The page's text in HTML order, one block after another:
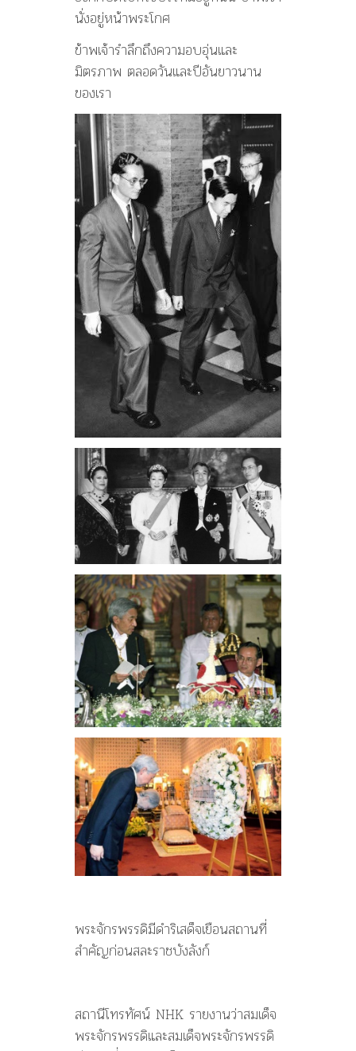
นั่งอยู่หน้าพระโกศ
ข้าพเจ้ารำลึกถึงความอบอุ่นและ
มิตรภาพ ตลอดวันและปีอันยาวนาน
ของเรา
พระจักรพรรดิมีดำริเสด็จเยือนสถานที่
สำคัญก่อนสละราชบังลังก์
สถานีโทรทัศน์ NHK รายงานว่าสมเด็จ
พระจักรพรรดิและสมเด็จพระจักรพรรดิ